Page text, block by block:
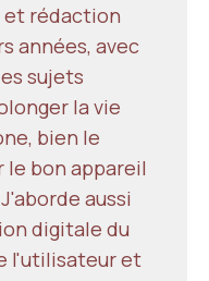
rédaction
années, avec
sujets
la vie
bien le
le bon appareil
aussi
digitale du
l'utilisateur et